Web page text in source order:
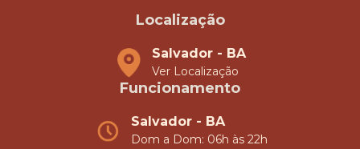
Localização
Salvador - BA
Ver Localização
Funcionamento
Salvador - BA
Dom a Dom: 06h às 22h